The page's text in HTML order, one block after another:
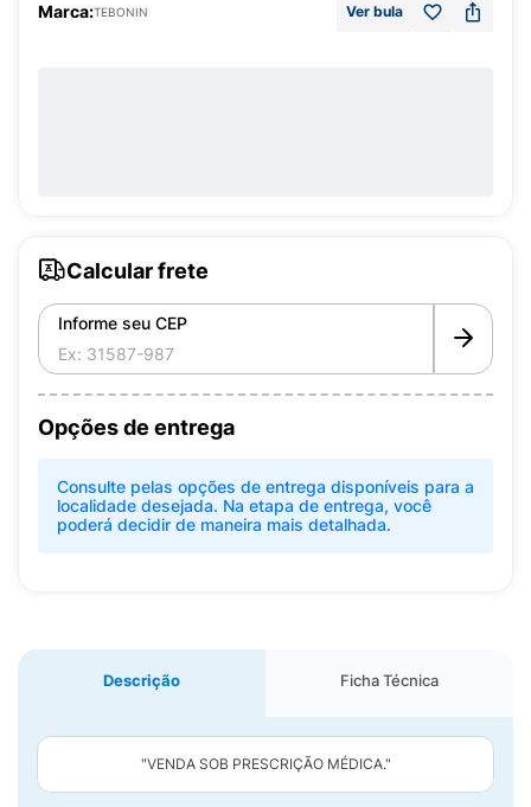
Marca:TEBONIN Ver bula
Calcular frete
Informe seu CEP
Opções de entrega
Consulte pelas opções de entrega disponíveis para a
localidade desejada. Na etapa de entrega, você
poderá decidir de maneira mais detalhada.
Descrição Ficha Técnica
"VENDA SOB PRESCRIÇÃO MÉDICA."